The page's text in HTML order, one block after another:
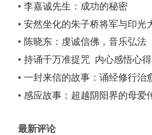
• 李嘉诚先生：成功的秘密
• 安然坐化的朱子桥将军与印光
• 陈晓东：虔诚信佛，音乐弘法
• 持诵千万准提咒 内心感悟心
• 一封来信的故事：诵经修行治
• 感应故事：超越阴阳界的母爱
最新评论